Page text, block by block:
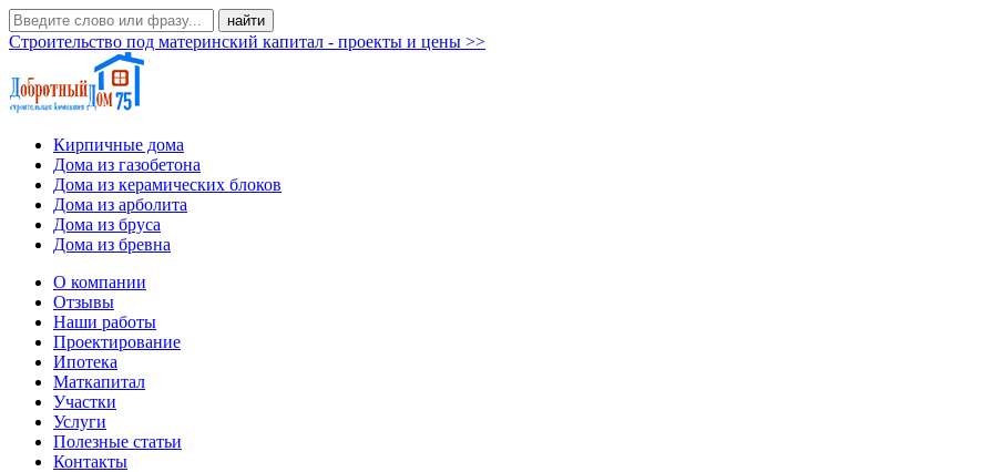
Строительство под материнский капитал - проекты и цены >>
Кирпичные дома
Дома из газобетона
Дома из керамических блоков
Дома из арболита
Дома из бруса
Дома из бревна
О компании
Отзывы
Наши работы
Проектирование
Ипотека
Маткапитал
Участки
Услуги
Полезные статьи
Контакты